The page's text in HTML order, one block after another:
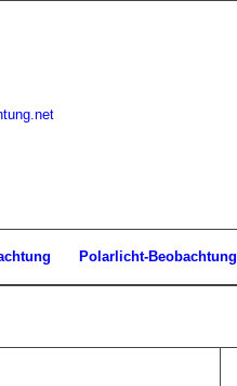
Polarlicht-Beobachtung